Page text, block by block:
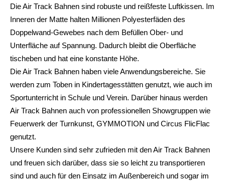
Die Air Track Bahnen sind robuste und reißfeste Luftkissen. Im
Inneren der Matte halten Millionen Polyesterfäden des
Doppelwand-Gewebes nach dem Befüllen Ober- und
Unterfläche auf Spannung. Dadurch bleibt die Oberfläche
tischeben und hat eine konstante Höhe.
Die Air Track Bahnen haben viele Anwendungsbereiche. Sie
werden zum Toben in Kindertagesstätten genutzt, wie auch im
Sportunterricht in Schule und Verein. Darüber hinaus werden
Air Track Bahnen auch von professionellen Showgruppen wie
Feuerwerk der Turnkunst, GYMMOTION und Circus FlicFlac
genutzt.
Unsere Kunden sind sehr zufrieden mit den Air Track Bahnen
und freuen sich darüber, dass sie so leicht zu transportieren
sind und auch für den Einsatz im Außenbereich und sogar im